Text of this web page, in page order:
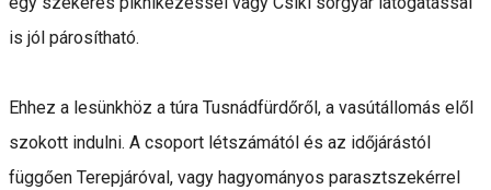
is jól párosítható.
Ehhez a lesünkhöz a túra Tusnádfürdőről, a vasútállomás elől
szokott indulni. A csoport létszámától és az időjárástól
függően Terepjáróval, vagy hagyományos parasztszekérrel